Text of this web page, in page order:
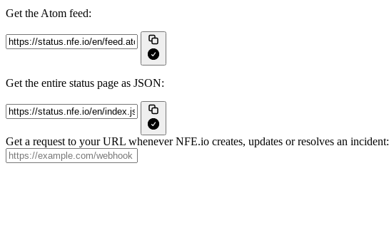
Get the Atom feed:
Get the entire status page as JSON:
Get a request to your URL whenever NFE.io creates, updates or resolves an incident: